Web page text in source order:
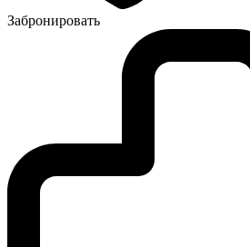
Забронировать